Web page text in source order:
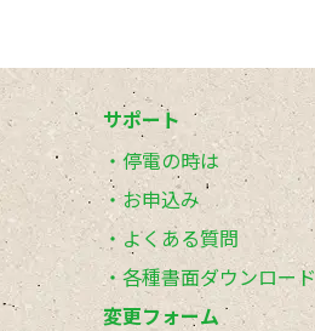
サポート
停電の時は
お申込み
よくある質問
各種書面ダウンロード
変更フォーム